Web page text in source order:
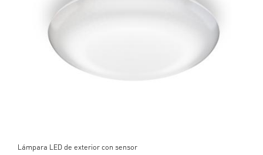
Lámpara LED de exterior con sensor